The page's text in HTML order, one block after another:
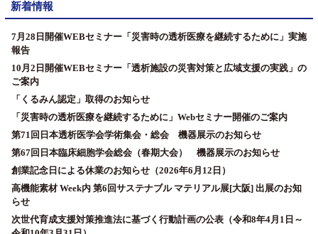
新着情報
7月28日開催WEBセミナー「災害時の透析医療を継続するために」実施
報告
10月2日開催WEBセミナー「透析施設の災害対策と広域支援の実践」の
ご案内
「くるみん認定」取得のお知らせ
「災害時の透析医療を継続するために」Webセミナー開催のご案内
第71回日本透析医学会学術集会・総会 機器展示のお知らせ
第67回日本臨床細胞学会総会（春期大会） 機器展示のお知らせ
創業記念日による休業のお知らせ（2026年6月12日）
高機能素材 Week内 第6回サステナブル マテリアル展[大阪] 出展のお知
らせ
次世代育成支援対策推進法に基づく行動計画の公表（令和8年4月1日～